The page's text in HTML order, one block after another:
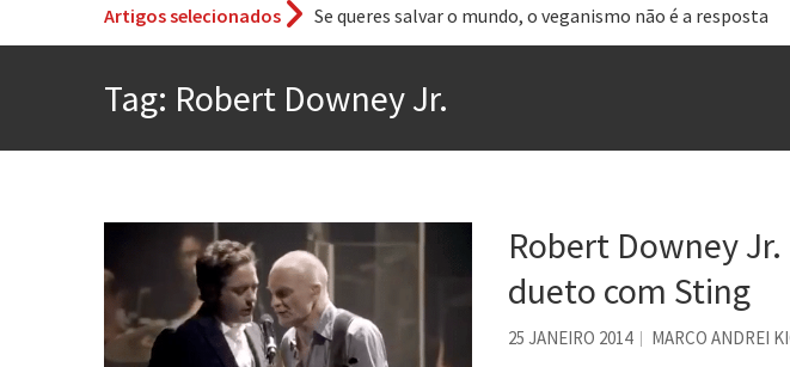
Artigos selecionados
A construção da urbanidade
Aprender a fracassar é o segredo do sucesso
Os causos de Jorge Luis Borges
Voto obrigatório é correto?
Tag: Robert Downey Jr.
Robert Downey
dueto com Sting
25 JANEIRO 2014 MARCO ANDREI